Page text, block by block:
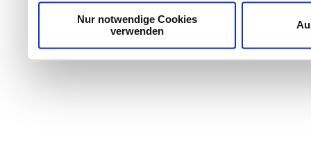
Dienste gesammelt haben.
Nur notwendige Cookies
verwenden